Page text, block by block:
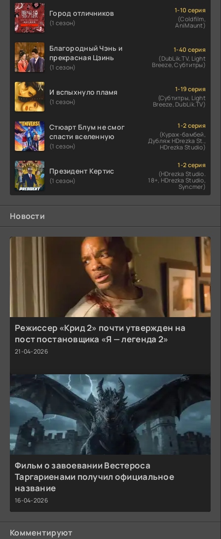
Город отличников
(1 сезон)
1-10 серия
(Coldfilm,
AniMaunt)
Благородный Чэнь и
прекрасная Цзинь
(1 сезон)
1-40 серия
(DubLik.TV, Light
Breeze, Субтитры)
И вспыхнуло пламя
(1 сезон)
1-19 серия
(Субтитры, Light
Breeze, DubLik.TV)
Стюарт Блум не смог
спасти вселенную
(1 сезон)
1-2 серия
(Кураж-бамбей,
Дубляж HDrezka St.,
HDrezka Studio)
Президент Кертис
(1 сезон)
1-2 серия
(HDrezka Studio.
18+, HDrezka Studio,
Syncmer)
Новости
Режиссер «Крид 2» почти утвержден на
пост постановщика «Я — легенда 2»
21-04-2026
Фильм о завоевании Вестероса
Таргариенами получил официальное
название
16-04-2026
Комментируют